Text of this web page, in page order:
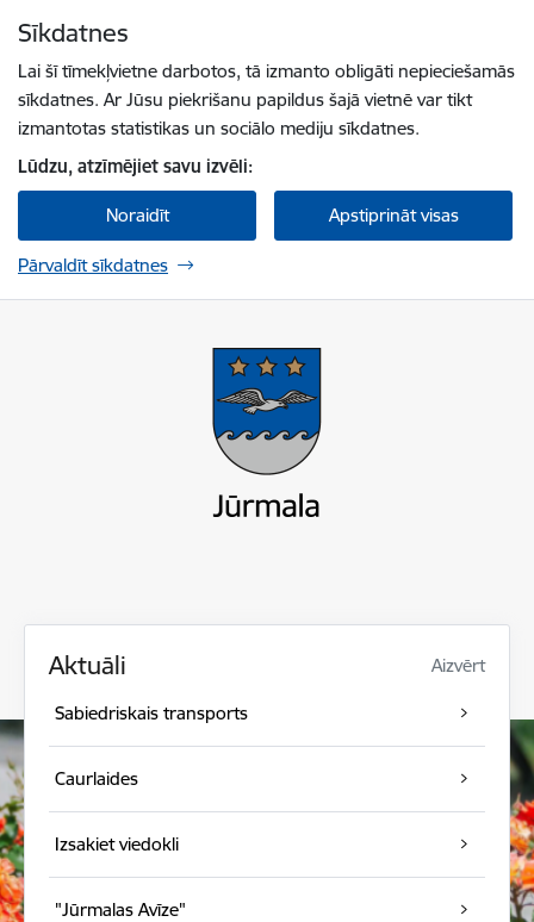
Sīkdatnes
Lai šī tīmekļvietne darbotos, tā izmanto obligāti nepieciešamās
sīkdatnes. Ar Jūsu piekrišanu papildus šajā vietnē var tikt
izmantotas statistikas un sociālo mediju sīkdatnes.
Lūdzu, atzīmējiet savu izvēli:
Noraidīt Apstiprināt visas
Pārvaldīt sīkdatnes
Aktuāli Aizvērt
Sabiedriskais transports
Caurlaides
Izsakiet viedokli
"Jūrmalas Avīze"